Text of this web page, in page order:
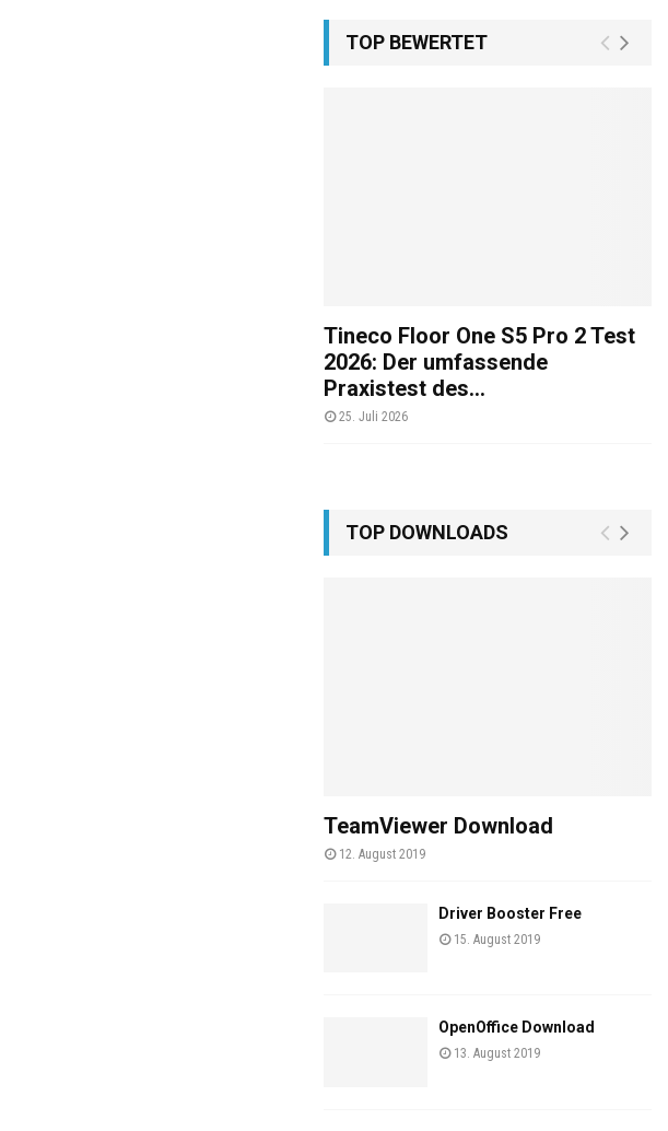
TOP BEWERTET
Tineco Floor One S5 Pro 2 Test
2026: Der umfassende
Praxistest des...
25. Juli 2026
TOP DOWNLOADS
TeamViewer Download
12. August 2019
Driver Booster Free
15. August 2019
OpenOffice Download
13. August 2019